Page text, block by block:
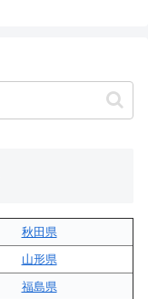
秋田県
山形県
福島県